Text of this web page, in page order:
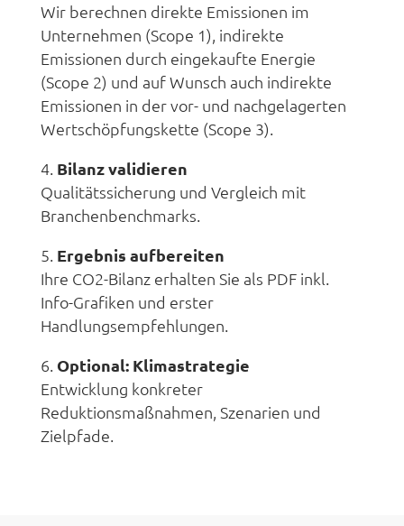
Wir berechnen direkte Emissionen im
Unternehmen (Scope 1), indirekte
Emissionen durch eingekaufte Energie
(Scope 2) und auf Wunsch auch indirekte
Emissionen in der vor- und nachgelagerten
Wertschöpfungskette (Scope 3).
Bilanz validieren
Qualitätssicherung und Vergleich mit
Branchenbenchmarks.
Ergebnis aufbereiten
Ihre CO2-Bilanz erhalten Sie als PDF inkl.
Info-Grafiken und erster
Handlungsempfehlungen.
Optional: Klimastrategie
Entwicklung konkreter
Reduktionsmaßnahmen, Szenarien und
Zielpfade.